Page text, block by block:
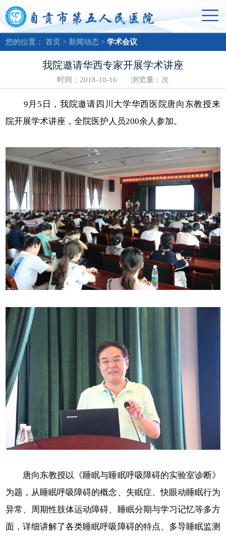
您的位置：首页 > 新闻动态 >学术会议
我院邀请华西专家开展学术讲座
时间：2018-10-16 浏览量： 次
9月5日，我院邀请四川大学华西医院唐向东教授来
院开展学术讲座，全院医护人员200余人参加。
唐向东教授以《睡眠与睡眠呼吸障碍的实验室诊断》
为题，从睡眠呼吸障碍的概念、失眠症、快眼动睡眠行为
异常、周期性肢体运动障碍、睡眠分期与学习记忆等多方
面，详细讲解了各类睡眠呼吸障碍的特点、多导睡眠监测